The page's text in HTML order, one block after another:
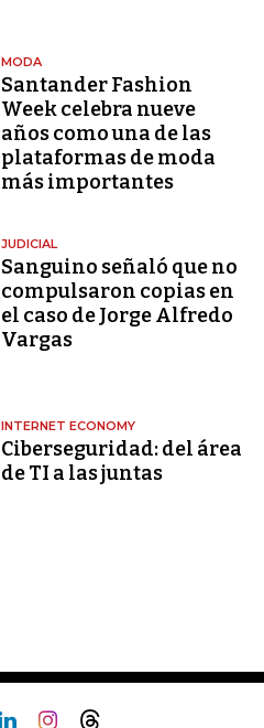
MODA
Santander Fashion
Week celebra nueve
años como una de las
plataformas de moda
más importantes
JUDICIAL
Sanguino señaló que no
compulsaron copias en
el caso de Jorge Alfredo
Vargas
INTERNET ECONOMY
Ciberseguridad: del área
de TI a las juntas